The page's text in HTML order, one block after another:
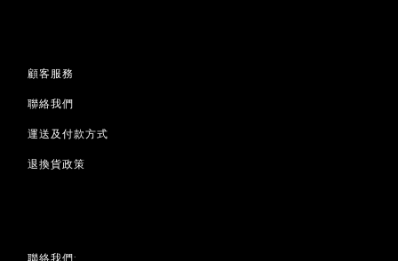
顧客服務
聯絡我們
運送及付款方式
退換貨政策
聯絡我們: